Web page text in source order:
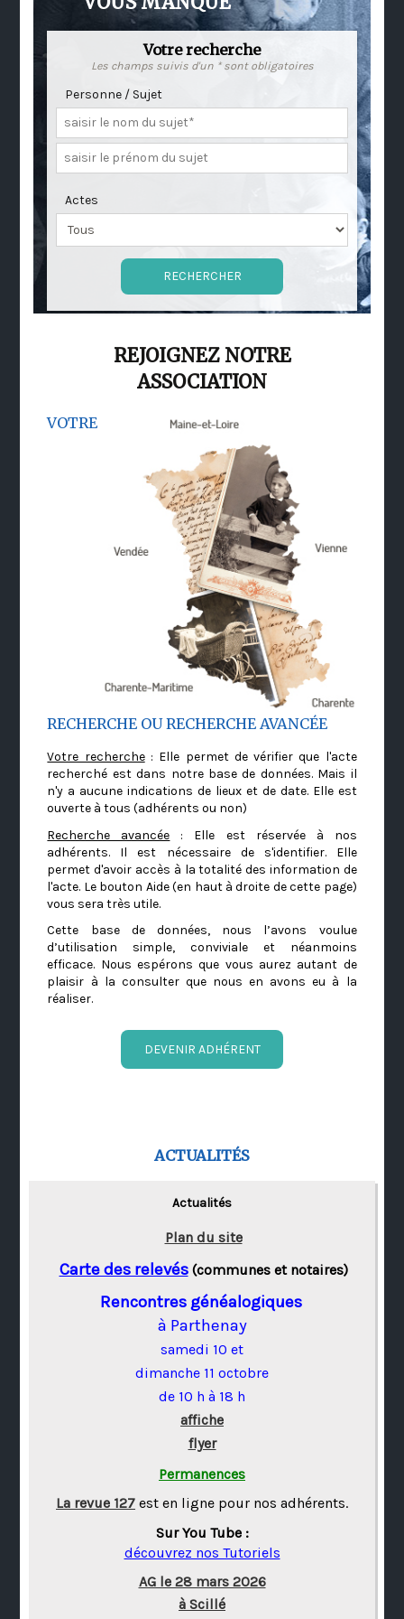
Votre recherche
Les champs suivis d'un * sont obligatoires
Personne / Sujet
Actes
REJOIGNEZ NOTRE
ASSOCIATION
VOTRE
RECHERCHE OU RECHERCHE AVANCÉE
Votre recherche: Elle permet de vérifier que l'acte
recherché est dans notre base de données. Mais il
n'y a aucune indications de lieux et de date. Elle est
ouverte à tous (adhérents ou non)
Recherche avancée : Elle est réservée à nos
adhérents. Il est nécessaire de s'identifier. Elle
permet d'avoir accès à la totalité des information de
l'acte. Le bouton Aide (en haut à droite de cette page)
vous sera très utile.
Cette base de données, nous l’avons voulue
d’utilisation simple, conviviale et néanmoins
efficace. Nous espérons que vous aurez autant de
plaisir à la consulter que nous en avons eu à la
réaliser.
DEVENIR ADHÉRENT
ACTUALITÉS
Actualités
Plan du site
Carte des relevés(communes et notaires)
Rencontres généalogiques
à Parthenay
samedi 10 et
dimanche 11 octobre
de 10 h à 18 h
affiche
flyer
Permanences
La revue 127 est en ligne pour nos adhérents.
Sur You Tube :
découvrez nos Tutoriels
AG le 28 mars 2026
à Scillé